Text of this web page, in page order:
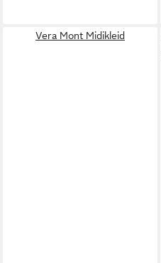
Vera Mont Midikleid